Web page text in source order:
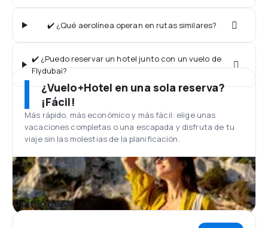
✔️ ¿Qué aerolínea operan en rutas similares?
✔️ ¿Puedo reservar un hotel junto con un vuelo de
Flydubai?
¿Vuelo+Hotel en una sola reserva?
¡Fácil!
Más rápido, más económico y más fácil: elige unas
vacaciones completas o una escapada y disfruta de tu
viaje sin las molestias de la planificación.
Opiniones